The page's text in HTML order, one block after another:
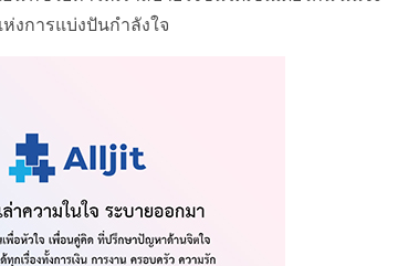
งการแบ่งปันกำลังใจ